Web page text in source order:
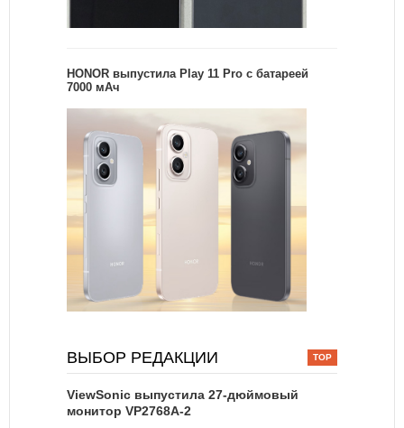
HONOR выпустила Play 11 Pro с батареей
7000 мАч
ВЫБОР РЕДАКЦИИ
ViewSonic выпустила 27-дюймовый
монитор VP2768A-2